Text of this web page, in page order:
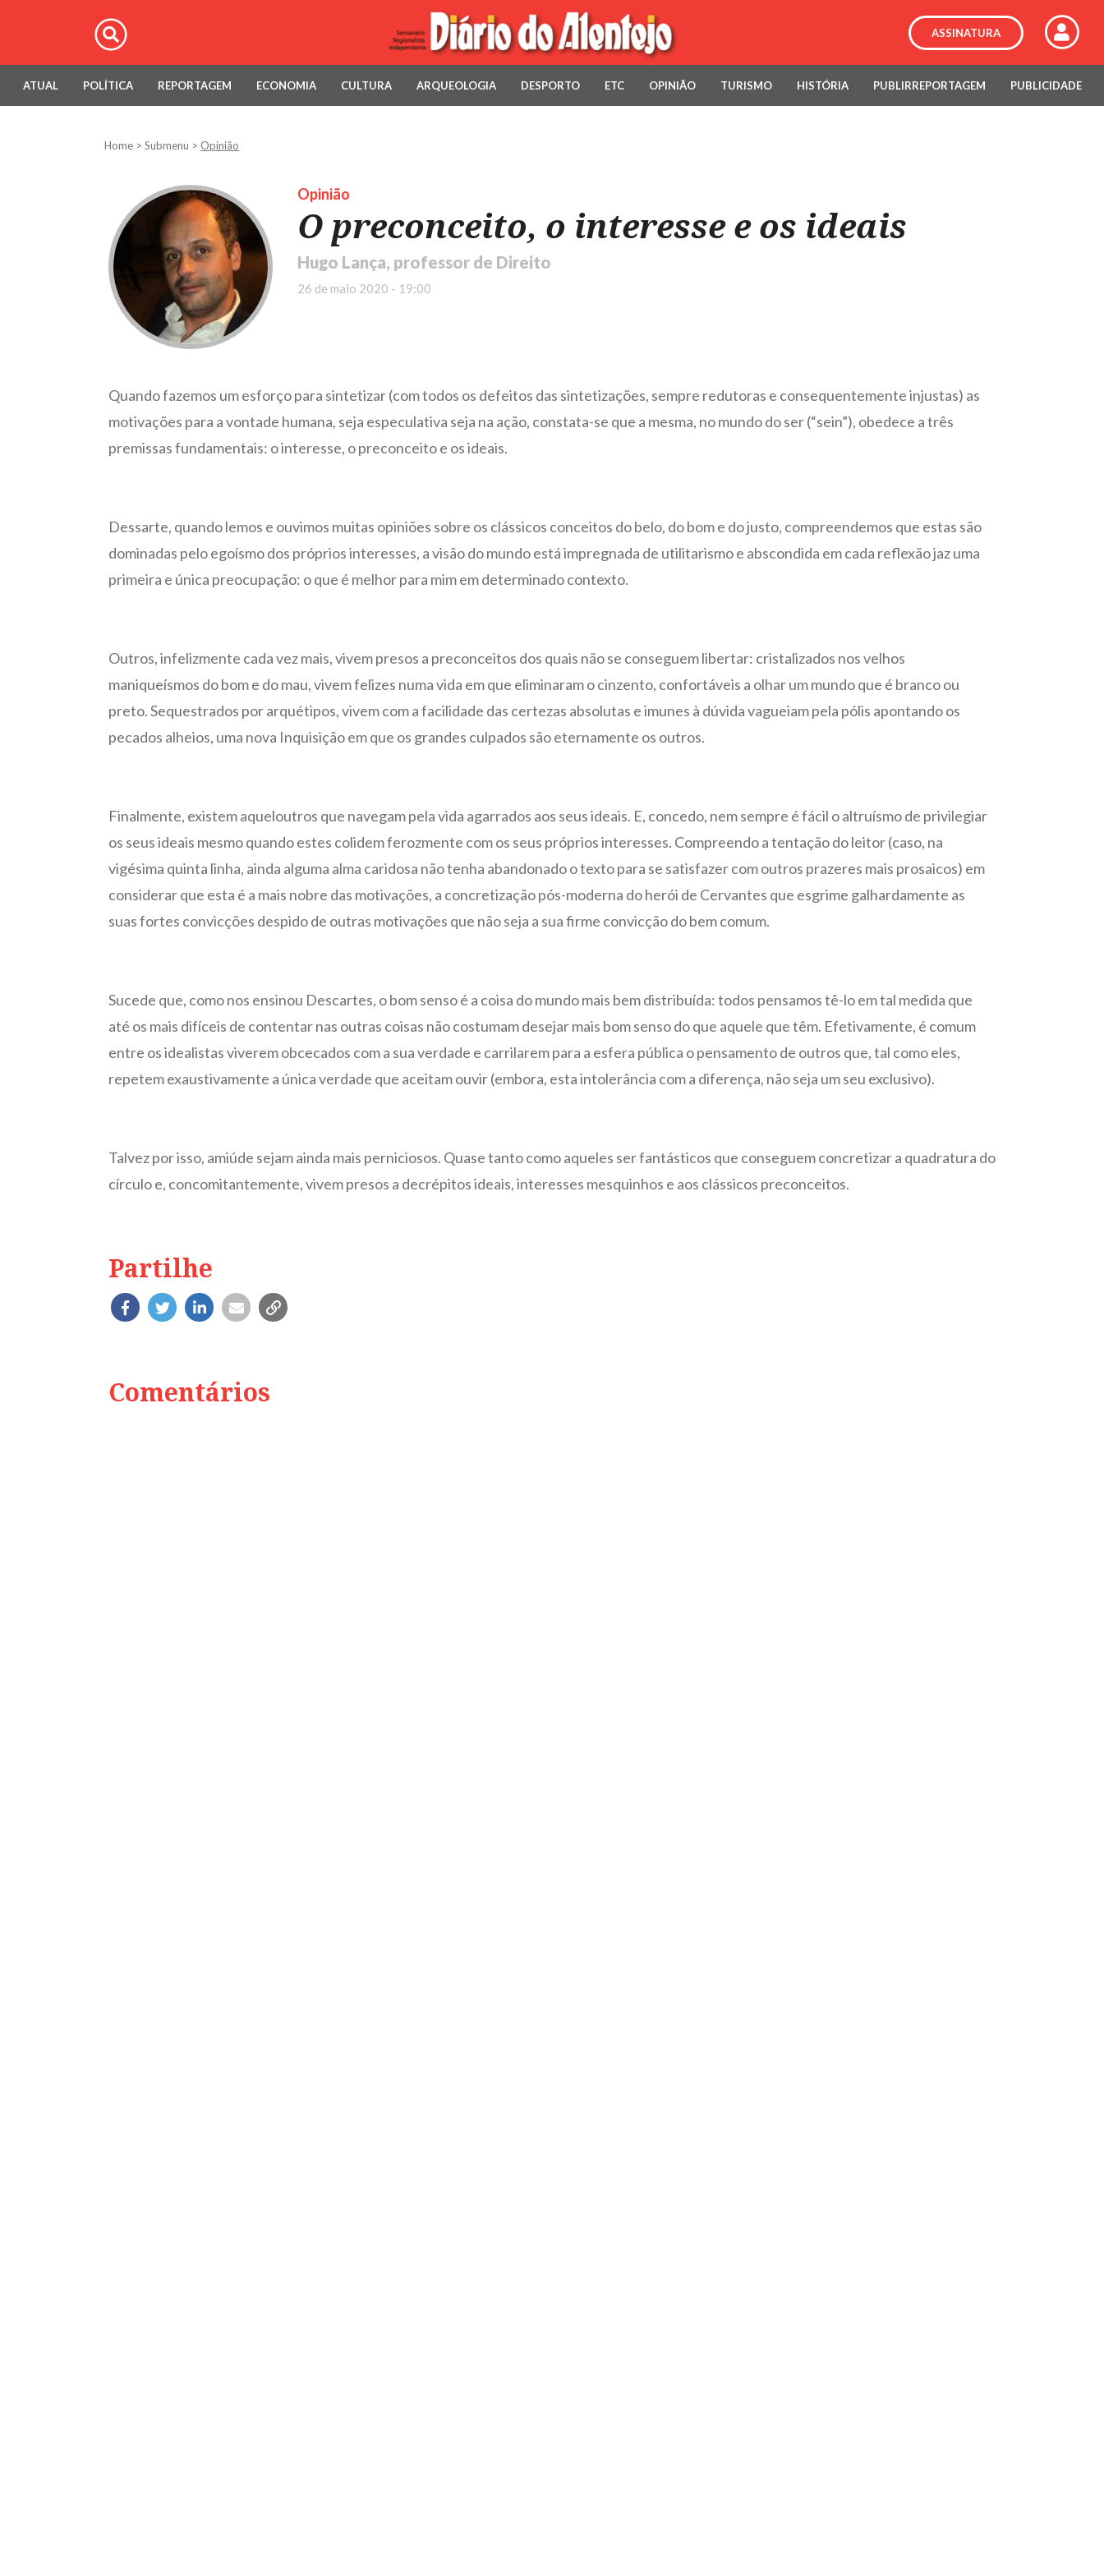
ASSINATURA
ATUAL POLÍTICA REPORTAGEM ECONOMIA CULTURA ARQUEOLOGIA DESPORTO ETC OPINIÃO TURISMO HISTÓRIA PUBLIRREPORTAGEM PUBLICIDADE
Home > Submenu > Opinião
Opinião
O preconceito, o interesse e os ideais
Hugo Lança, professor de Direito
26 de maio 2020 - 19:00
Quando fazemos um esforço para sintetizar (com todos os defeitos das sintetizações, sempre redutoras e consequentemente injustas) as
motivações para a vontade humana, seja especulativa seja na ação, constata-se que a mesma, no mundo do ser (“sein”), obedece a três
premissas fundamentais: o interesse, o preconceito e os ideais.
Dessarte, quando lemos e ouvimos muitas opiniões sobre os clássicos conceitos do belo, do bom e do justo, compreendemos que estas são
dominadas pelo egoísmo dos próprios interesses, a visão do mundo está impregnada de utilitarismo e abscondida em cada reflexão jaz uma
primeira e única preocupação: o que é melhor para mim em determinado contexto.
Outros, infelizmente cada vez mais, vivem presos a preconceitos dos quais não se conseguem libertar: cristalizados nos velhos
maniqueísmos do bom e do mau, vivem felizes numa vida em que eliminaram o cinzento, confortáveis a olhar um mundo que é branco ou
preto. Sequestrados por arquétipos, vivem com a facilidade das certezas absolutas e imunes à dúvida vagueiam pela pólis apontando os
pecados alheios, uma nova Inquisição em que os grandes culpados são eternamente os outros.
Finalmente, existem aqueloutros que navegam pela vida agarrados aos seus ideais. E, concedo, nem sempre é fácil o altruísmo de privilegiar
os seus ideais mesmo quando estes colidem ferozmente com os seus próprios interesses. Compreendo a tentação do leitor (caso, na
vigésima quinta linha, ainda alguma alma caridosa não tenha abandonado o texto para se satisfazer com outros prazeres mais prosaicos) em
considerar que esta é a mais nobre das motivações, a concretização pós-moderna do herói de Cervantes que esgrime galhardamente as
suas fortes convicções despido de outras motivações que não seja a sua firme convicção do bem comum.
Sucede que, como nos ensinou Descartes, o bom senso é a coisa do mundo mais bem distribuída: todos pensamos tê-lo em tal medida que
até os mais difíceis de contentar nas outras coisas não costumam desejar mais bom senso do que aquele que têm. Efetivamente, é comum
entre os idealistas viverem obcecados com a sua verdade e carrilarem para a esfera pública o pensamento de outros que, tal como eles,
repetem exaustivamente a única verdade que aceitam ouvir (embora, esta intolerância com a diferença, não seja um seu exclusivo).
Talvez por isso, amiúde sejam ainda mais perniciosos. Quase tanto como aqueles ser fantásticos que conseguem concretizar a quadratura do
círculo e, concomitantemente, vivem presos a decrépitos ideais, interesses mesquinhos e aos clássicos preconceitos.
Partilhe
Comentários